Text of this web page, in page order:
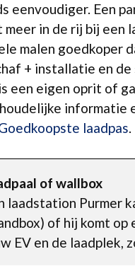
eenvoudiger. Een
meer in de rij bij een
malen goedkoper
+ installatie en
een eigen oprit of
informatie
laadpas.
of wallbox
laadstation Purmer
of hij komt
EV en de laadplek,